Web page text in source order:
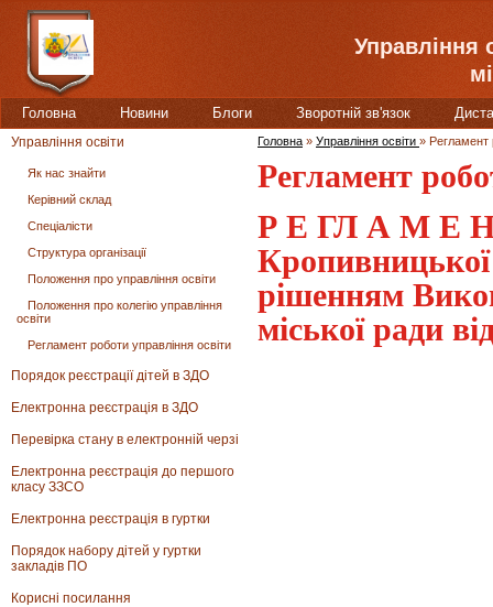
Управління
Головна Новини Блоги Зворотній зв'язок
Управління освіти
Як нас знайти
Керівний склад
Спеціалісти
Структура організації
Положення про управління освіти
Положення про колегію управління
освіти
Регламент роботи управління освіти
Порядок реєстрації дітей в ЗДО
Електронна реєстрація в ЗДО
Перевірка стану в електронній черзі
Електронна реєстрація до першого
класу ЗЗСО
Електронна реєстрація в гуртки
Порядок набору дітей у гуртки
закладів ПО
Корисні посилання
Головна » Управління освіти » Регламент
Регламент
Р Е ГЛ А М Е Н
Кропивницької
рішенням
міської ради